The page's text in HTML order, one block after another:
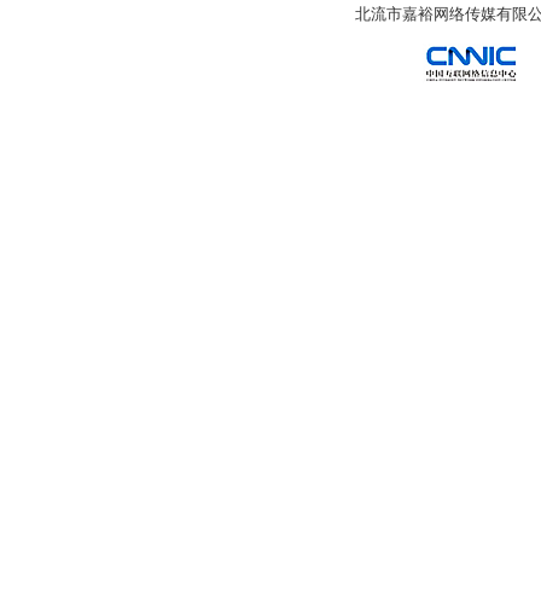
北流市嘉裕网络传媒有限